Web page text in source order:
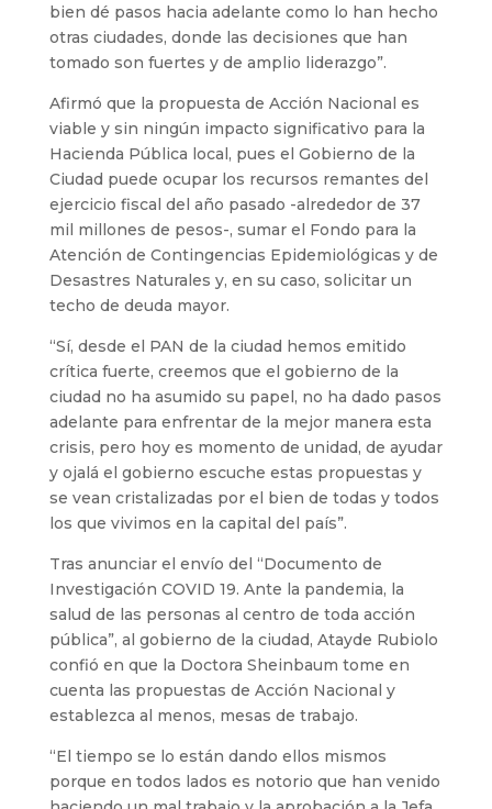
bien dé pasos hacia adelante como lo han hecho
otras ciudades, donde las decisiones que han
tomado son fuertes y de amplio liderazgo”.
Afirmó que la propuesta de Acción Nacional es
viable y sin ningún impacto significativo para la
Hacienda Pública local, pues el Gobierno de la
Ciudad puede ocupar los recursos remantes del
ejercicio fiscal del año pasado -alrededor de 37
mil millones de pesos-, sumar el Fondo para la
Atención de Contingencias Epidemiológicas y de
Desastres Naturales y, en su caso, solicitar un
techo de deuda mayor.
“Sí, desde el PAN de la ciudad hemos emitido
crítica fuerte, creemos que el gobierno de la
ciudad no ha asumido su papel, no ha dado pasos
adelante para enfrentar de la mejor manera esta
crisis, pero hoy es momento de unidad, de ayudar
y ojalá el gobierno escuche estas propuestas y
se vean cristalizadas por el bien de todas y todos
los que vivimos en la capital del país”.
Tras anunciar el envío del “Documento de
Investigación COVID 19. Ante la pandemia, la
salud de las personas al centro de toda acción
pública”, al gobierno de la ciudad, Atayde Rubiolo
confió en que la Doctora Sheinbaum tome en
cuenta las propuestas de Acción Nacional y
establezca al menos, mesas de trabajo.
“El tiempo se lo están dando ellos mismos
porque en todos lados es notorio que han venido